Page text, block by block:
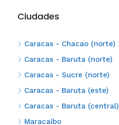
Ciudades
Caracas - Chacao (norte)
Caracas - Baruta (norte)
Caracas - Sucre (norte)
Caracas - Baruta (este)
Caracas - Baruta (central)
Maracaibo